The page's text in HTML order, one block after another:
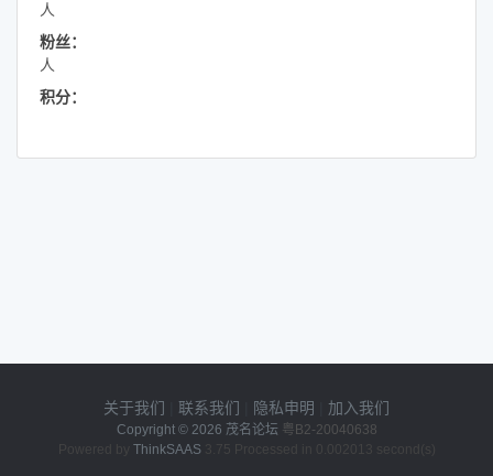
人
粉丝：
人
积分：
关于我们 联系我们 隐私申明 加入我们
Copyright © 2026 茂名论坛 粤B2-20040638
Powered by ThinkSAAS3.75 Processed in 0.002013 second(s)